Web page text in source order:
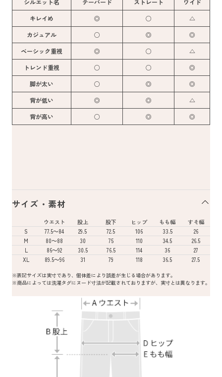
シルエット名
テーパード ストレート
ワイド
キレイめ
◎ ○
△
カジュアル
○ ◎
◎
ベーシック重視
◎ ○
△
トレンド重視
○ ○
◎
脚が太い
○ ◎
◎
背が低い
◎ ◎
△
背が高い
○ ◎ ◎
サイズ・素材
ウエスト 股上 股下 ヒップ もも幅
すそ幅
S
77.5～84 29.5 72.5 106 33.5
26
M
80～88 30 75 110 34.5
26.5
L
86～92 30.5 76.5 114 36
27
XL
89.5～96 31 79 118 36.5 27.5
※表記サイズは実寸であり、個体差により誤差が生じる場合があります。
※商品によっては洗濯タグにヌード寸法が記載されておりますが、実寸とは異なります。